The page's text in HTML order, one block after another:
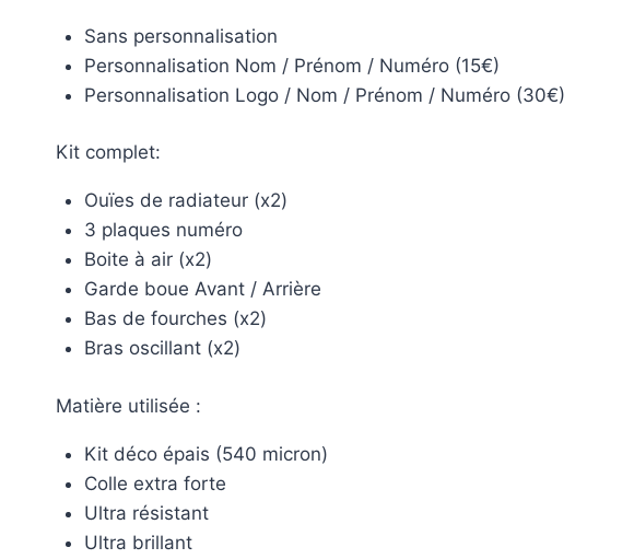
Sans personnalisation
Personnalisation Nom / Prénom / Numéro (15€)
Personnalisation Logo / Nom / Prénom / Numéro (30€)
Kit complet:
Ouïes de radiateur (x2)
3 plaques numéro
Boite à air (x2)
Garde boue Avant / Arrière
Bas de fourches (x2)
Bras oscillant (x2)
Matière utilisée :
Kit déco épais (540 micron)
Colle extra forte
Ultra résistant
Ultra brillant